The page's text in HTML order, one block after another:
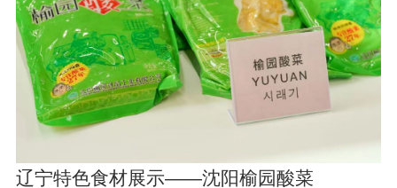
辽宁特色食材展示——沈阳榆园酸菜